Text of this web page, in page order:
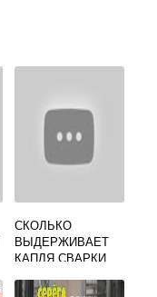
СКОЛЬКО
ВЫДЕРЖИВАЕТ
КАПЛЯ СВАРКИ